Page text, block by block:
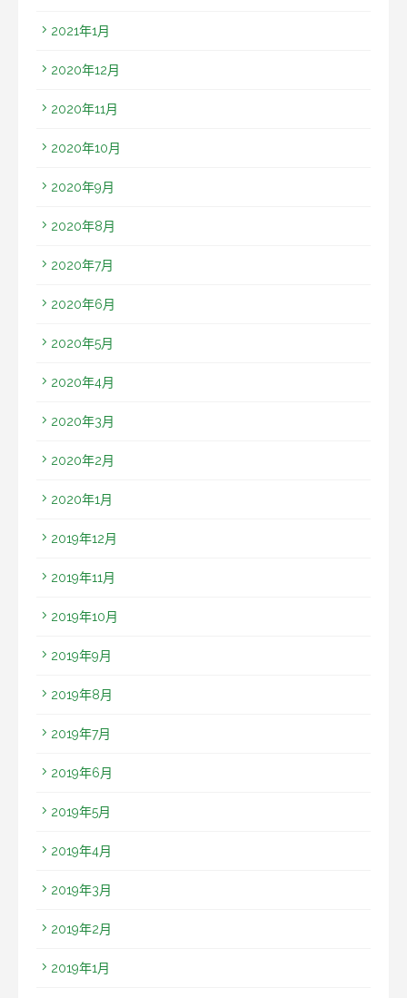
2021年1月
2020年12月
2020年11月
2020年10月
2020年9月
2020年8月
2020年7月
2020年6月
2020年5月
2020年4月
2020年3月
2020年2月
2020年1月
2019年12月
2019年11月
2019年10月
2019年9月
2019年8月
2019年7月
2019年6月
2019年5月
2019年4月
2019年3月
2019年2月
2019年1月